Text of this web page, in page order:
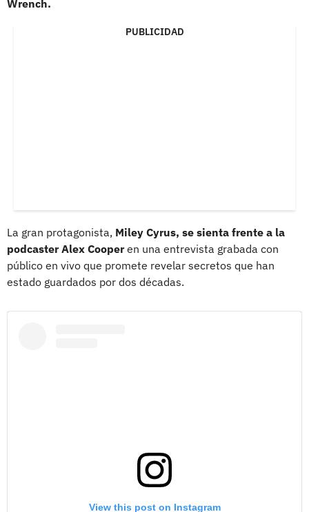
Wrench.
PUBLICIDAD
La gran protagonista, Miley Cyrus, se sienta frente a la
podcaster Alex Cooperen una entrevista grabada con
público en vivo que promete revelar secretos que han
estado guardados por dos décadas.
View this post on Instagram